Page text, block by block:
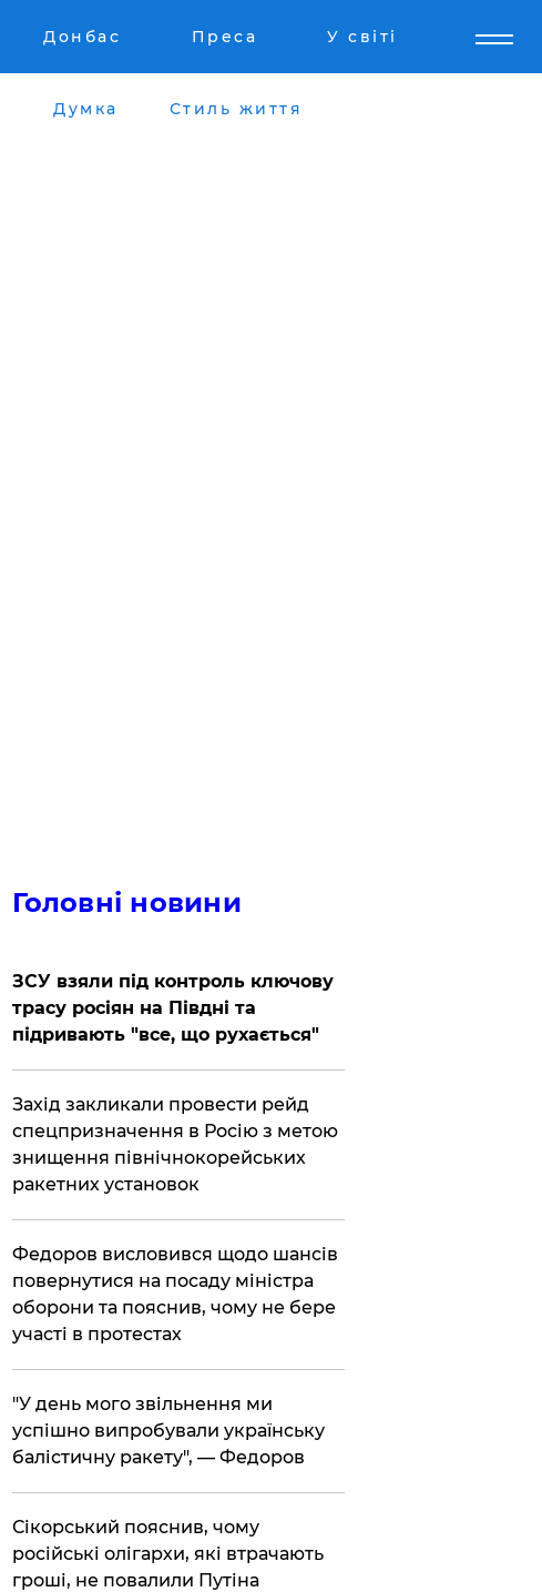
Донбас Преса У світі
Думка Стиль життя
Головні новини
ЗСУ взяли під контроль ключову
трасу росіян на Півдні та
підривають "все, що рухається"
​Захід закликали провести рейд
спецпризначення в Росію з метою
знищення північнокорейських
ракетних установок
​Федоров висловився щодо шансів
повернутися на посаду міністра
оборони та пояснив, чому не бере
участі в протестах
​"У день мого звільнення ми
успішно випробували українську
балістичну ракету", — Федоров
​Сікорський пояснив, чому
російські олігархи, які втрачають
гроші, не повалили Путіна